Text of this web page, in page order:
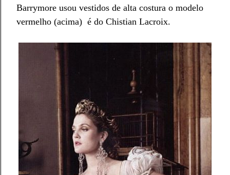
Barrymore usou vestidos de alta costura o modelo
vermelho (acima) é do Chistian Lacroix.